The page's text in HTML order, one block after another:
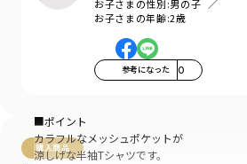
お子さまの性別:男の子
お子さまの年齢:2歳
参考になった 0
購入商品
■ポイント
カラフルなメッシュポケットが
涼しげな半袖Tシャツです。